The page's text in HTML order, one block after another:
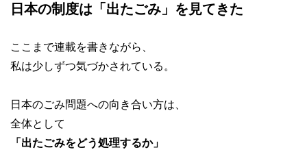
日本の制度は「出たごみ」を見てきた
ここまで連載を書きながら、
私は少しずつ気づかされている。
日本のごみ問題への向き合い方は、
全体として
「出たごみをどう処理するか」